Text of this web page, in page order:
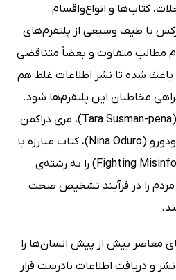
کتاب‌ها و انواع‌واقسام
با طیف وسیعی از پلتفرم‌های
مطالب متفاوت و بعضاً متناقضی
باعث شده تا نشر اطلاعات غلط هم
مخاطبان این پلتفرم‌ها شود.
از این رو، تارا سوسمان پنا (Tara Susman-pena)، مری دراکمن
(Mehri Druckman) و نینا اودورو (Nina Oduro)، کتاب مبارزه با
اطلاعات نادرست (Fighting Misinformation) را به رشته‌ی
مردم را در فرآیند تشخیص صحت
معاصر بیش از پیش انسان‌ها را
و دریافت اطلاعات نادرست قرار